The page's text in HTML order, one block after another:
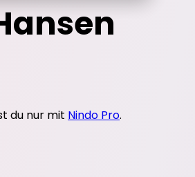
du nur mit Nindo Pro.